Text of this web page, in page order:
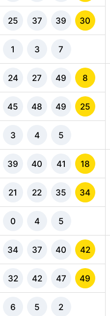
25 37 39 30
1 3 7
24 27 49 8
45 48 49 25
3 4 5
39 40 41 18
21 22 35 34
0 4 5
34 37 40 42
32 42 47 49
6 5 2